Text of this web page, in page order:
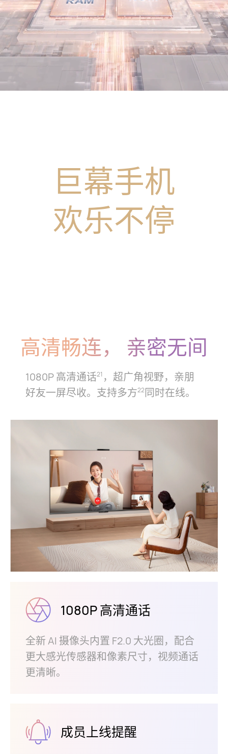
巨幕手机
欢乐不停
高清畅连， 亲密无间
1080P 高清通话21 ，超广角视野，亲朋
好友一屏尽收。支持多方22同时在⁠线。
1080P 高清通话
全新 AI 摄像头内置 F2.0 大光圈，配合
更大感光传感器和像素尺寸，视频通话
更清⁠晰。
成员上线提醒